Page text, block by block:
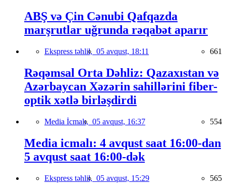
ABŞ və Çin Cənubi Qafqazda
marşrutlar uğrunda rəqabət aparır
Ekspress təhlil, 05 avqust, 18:11 661
Rəqəmsal Orta Dəhliz: Qazaxıstan və
Azərbaycan Xəzərin sahillərini fiber-
optik xətlə birləşdirdi
Media İcmalı, 05 avqust, 16:37 554
Media icmalı: 4 avqust saat 16:00-dan
5 avqust saat 16:00-dək
Ekspress təhlil, 05 avqust, 15:29 565